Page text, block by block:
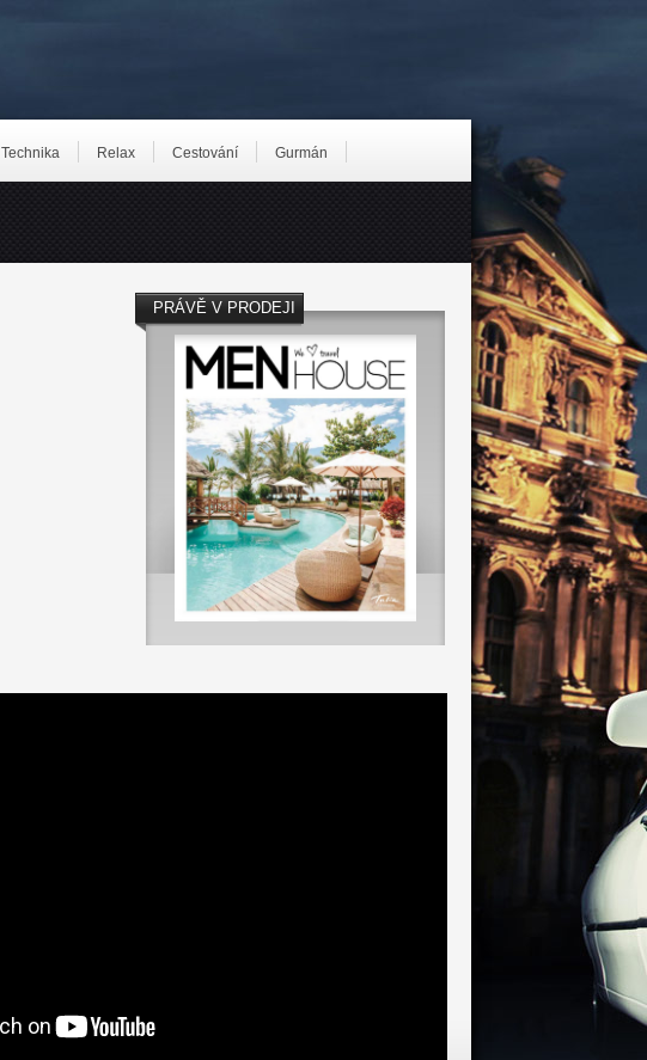
Technika Relax Cestování Gurmán
PRÁVĚ V PRODEJI